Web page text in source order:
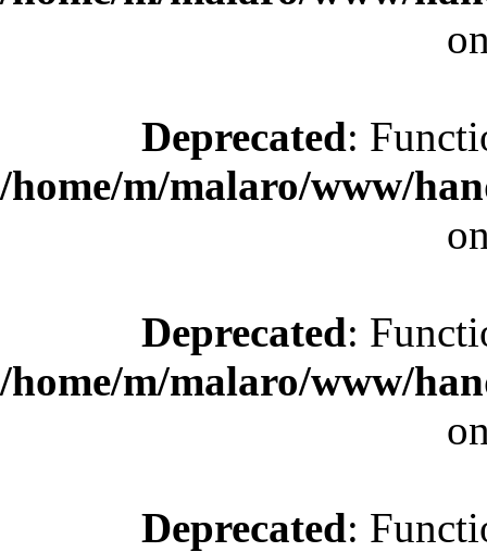
Deprecated:
/home/m/malaro/www/
Deprecated:
/home/m/malaro/www/
Deprecated: